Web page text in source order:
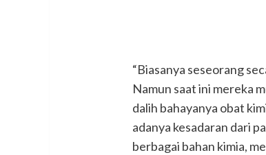
“Biasanya seseorang
Namun saat ini mereka
dalih bahayanya obat
adanya kesadaran dari
berbagai bahan kimia,